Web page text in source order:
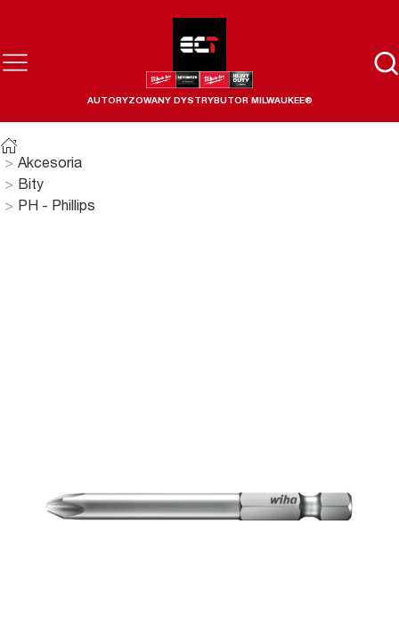
AUTORYZOWANY DYSTRYBUTOR MILWAUKEE®
Akcesoria
Bity
PH - Phillips